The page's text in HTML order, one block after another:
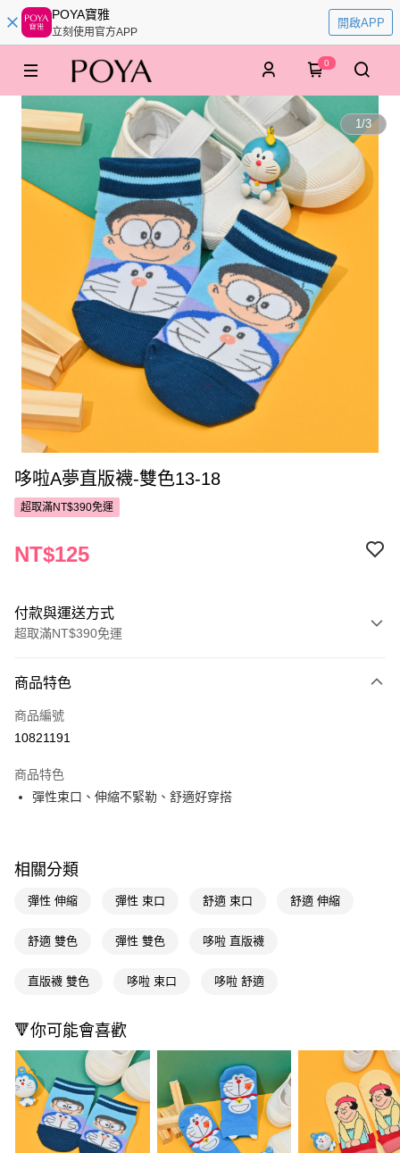
POYA寶雅
立刻使用官方APP
開啟APP
0
1/3
哆啦A夢直版襪-雙色13-18
超取滿NT$390免運
NT$125
付款與運送方式
超取滿NT$390免運
POYA支付
信用卡一次付款
LINE Pay
街口支付
相關說明
便利好安心！
１．簡單：不需註冊會員、不需綁卡、不需儲值。
２．便利：只要手機號碼，簡訊認證，即可結帳。
３．安心：先確認商品／服務後，再付款。
【「AFTEE先享後付」結帳流程】
１．於結帳方式選擇「AFTEE先享後付」後，將跳轉至「AFTEE先享後付」
結帳頁面，進行簡訊認證並確認金額後，即可完成結帳。
運送方式
全家取貨付款
每筆NT$65，滿NT$390(含以上)免運費
付款後全家取貨
商品特色
商品編號
10821191
商品特色
彈性束口、伸縮不緊勒、舒適好穿搭
相關分類
彈性 伸縮 彈性 束口 舒適 束口 舒適 伸縮
舒適 雙色 彈性 雙色 哆啦 直版襪
直版襪 雙色 哆啦 束口 哆啦 舒適
🔻你可能會喜歡